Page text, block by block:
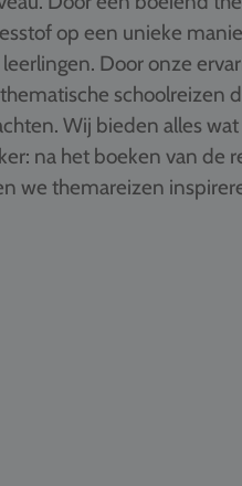
op een unieke
Door onze
schoolreizen
Wij bieden alles
na het boeken van de
we themareizen